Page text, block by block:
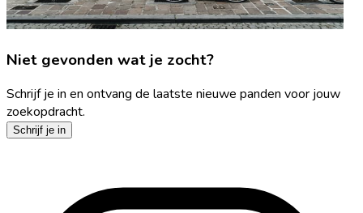
Niet gevonden wat je zocht?
Schrijf je in en ontvang de laatste nieuwe panden voor jouw
zoekopdracht.
Schrijf je in